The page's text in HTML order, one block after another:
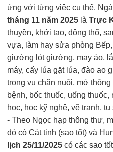
ứng với từng việc cụ thể.
tháng 11 năm 2025 là Trực
thuyền, khởi tạo, động thổ,
vựa, làm hay sửa phòng
giường lót giường, may áo,
máy, cấy lúa gặt lúa, đào ao
trong vụ chăn nuôi, mở
bệnh, bốc thuốc, uống
học, học kỹ nghệ, vẽ tranh,
- Theo Ngọc hạp thông thư,
đó có Cát tinh (sao tốt) và
lịch 25/11/2025 có các sao